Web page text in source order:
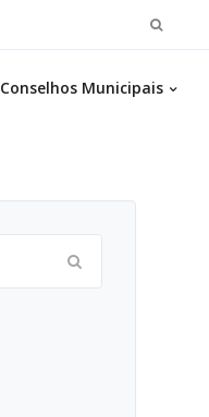
Conselhos Municipais